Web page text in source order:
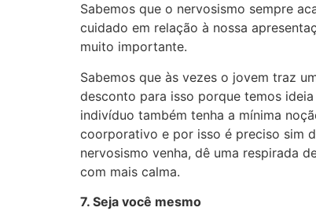
Sabemos que o nervosismo sempre
cuidado em relação à nossa
muito importante.
Sabemos que às vezes o jovem traz
desconto para isso porque temos
indivíduo também tenha a mínima
coorporativo e por isso é preciso sim
nervosismo venha, dê uma respirada
com mais calma.
7. Seja você mesmo